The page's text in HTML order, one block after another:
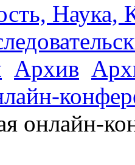
Наука,
Архив
онлайн-